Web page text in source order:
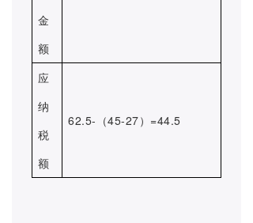
金
额
应
纳
税
额
62.5-（45-27）=44.5